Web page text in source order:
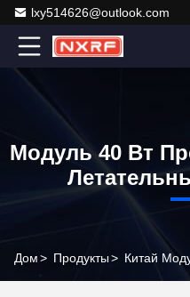
lxy514626@outlook.com
Модуль 40 Вт
Дом> Продукты>